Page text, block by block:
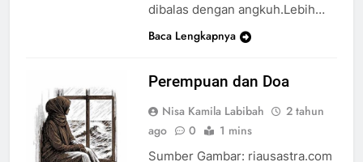
dibalas dengan angkuh.Lebih…
Baca Lengkapnya
Perempuan dan Doa
Nisa Kamila Labibah
2 tahun
ago
0 1 mins
Sumber Gambar: riausastra.com